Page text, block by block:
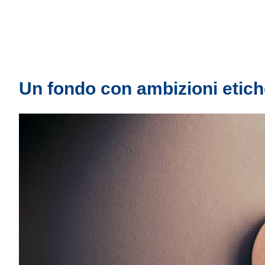
Un fondo con ambizioni